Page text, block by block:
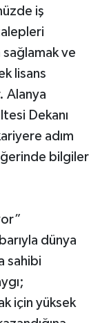
iş
ve
lisans
Alanya
Dekanı
adım
bilgiler
dünya
sahibi
için yüksek